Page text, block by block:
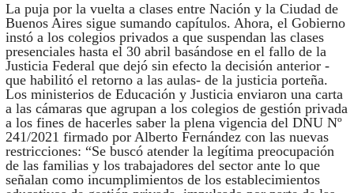
La puja por la vuelta a clases entre Nación y la Ciudad de
Buenos Aires sigue sumando capítulos. Ahora, el Gobierno
instó a los colegios privados a que suspendan las clases
presenciales hasta el 30 abril basándose en el fallo de la
Justicia Federal que dejó sin efecto la decisión anterior -
que habilitó el retorno a las aulas- de la justicia porteña.
Los ministerios de Educación y Justicia enviaron una carta
a las cámaras que agrupan a los colegios de gestión privada
a los fines de hacerles saber la plena vigencia del DNU Nº
241/2021 firmado por Alberto Fernández con las nuevas
restricciones: “Se buscó atender la legítima preocupación
de las familias y los trabajadores del sector ante lo que
señalan como incumplimientos de los establecimientos